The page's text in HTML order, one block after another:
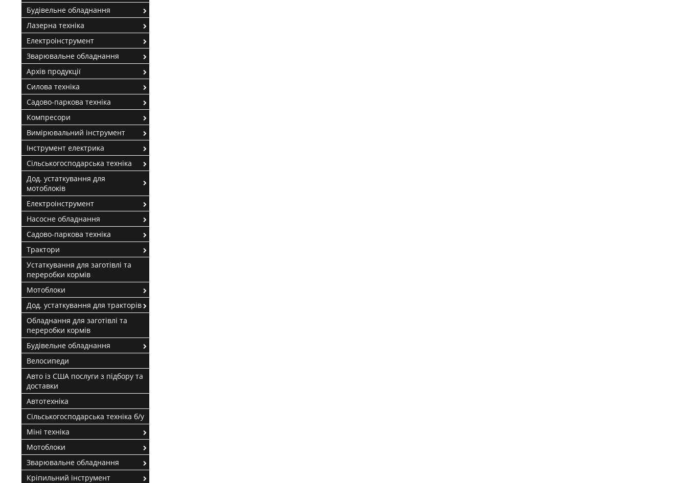
Будівельне обладнання
Лазерна техніка
Електроінструмент
Зварювальне обладнання
Архів продукції
Силова техніка
Садово-паркова техніка
Компресори
Вимірювальний інструмент
Інструмент електрика
Сільськогосподарська техніка
Дод. устаткування для
мотоблоків
Електроінструмент
Насосне обладнання
Садово-паркова техніка
Трактори
Устаткування для заготівлі та
переробки кормів
Мотоблоки
Дод. устаткування для тракторів
Обладнання для заготівлі та
переробки кормів
Будівельне обладнання
Велосипеди
Авто із США послуги з підбору та
доставки
Автотехніка
Сільськогосподарська техніка б/у
Міні техніка
Мотоблоки
Зварювальне обладнання
Кріпильний інструмент